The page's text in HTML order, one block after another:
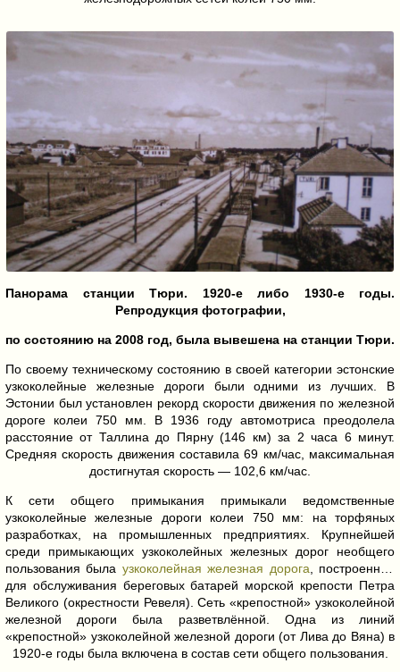
Панорама станции Тюри. 1920-е либо 1930-е годы.
Репродукция фотографии,
по состоянию на 2008 год, была вывешена на станции Тюри.
По своему техническому состоянию в своей категории эстонские
узкоколейные железные дороги были одними из лучших. В
Эстонии был установлен рекорд скорости движения по железной
дороге колеи 750 мм. В 1936 году автомотриса преодолела
расстояние от Таллина до Пярну (146 км) за 2 часа 6 минут.
Средняя скорость движения составила 69 км/час, максимальная
достигнутая скорость — 102,6 км/час.
К сети общего примыкания примыкали ведомственные
узкоколейные железные дороги колеи 750 мм: на торфяных
разработках, на промышленных предприятиях. Крупнейшей
среди примыкающих узкоколейных железных дорог необщего
пользования была узкоколейная железная дорога, построенная
для обслуживания береговых батарей морской крепости Петра
Великого (окрестности Ревеля). Сеть «крепостной» узкоколейной
железной дороги была разветвлённой. Одна из линий
«крепостной» узкоколейной железной дороги (от Лива до Вяна) в
1920-е годы была включена в состав сети общего пользования.